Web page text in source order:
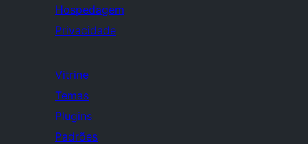
Hospedagem
Privacidade
Vitrine
Temas
Plugins
Padrões